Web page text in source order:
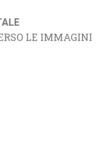
LE IMMAGINI